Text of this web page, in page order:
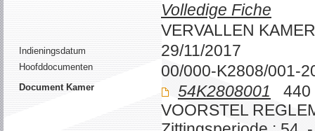
Volledige Fiche
VERVALLEN KAMER
Indieningsdatum 29/11/2017
Hoofddocumenten 00/000-K2808/001-
Document Kamer 54K2808001 440
VOORSTEL